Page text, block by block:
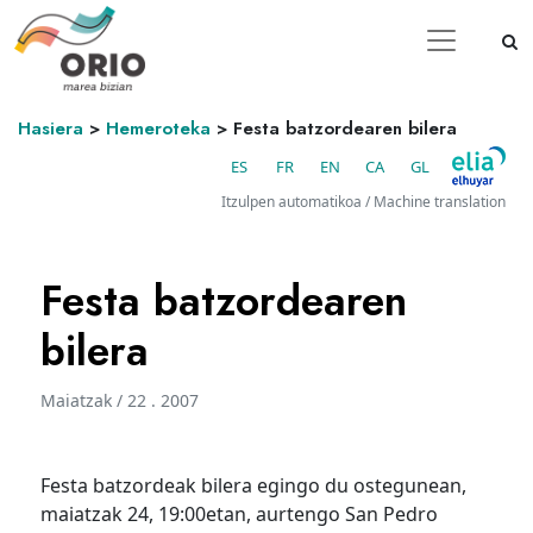
Hasiera > Hemeroteka > Festa batzordearen bilera
ES FR EN CA GL
Itzulpen automatikoa / Machine translation
Festa batzordearen
bilera
Maiatzak / 22 . 2007
Festa batzordeak bilera egingo du ostegunean,
maiatzak 24, 19:00etan, aurtengo San Pedro